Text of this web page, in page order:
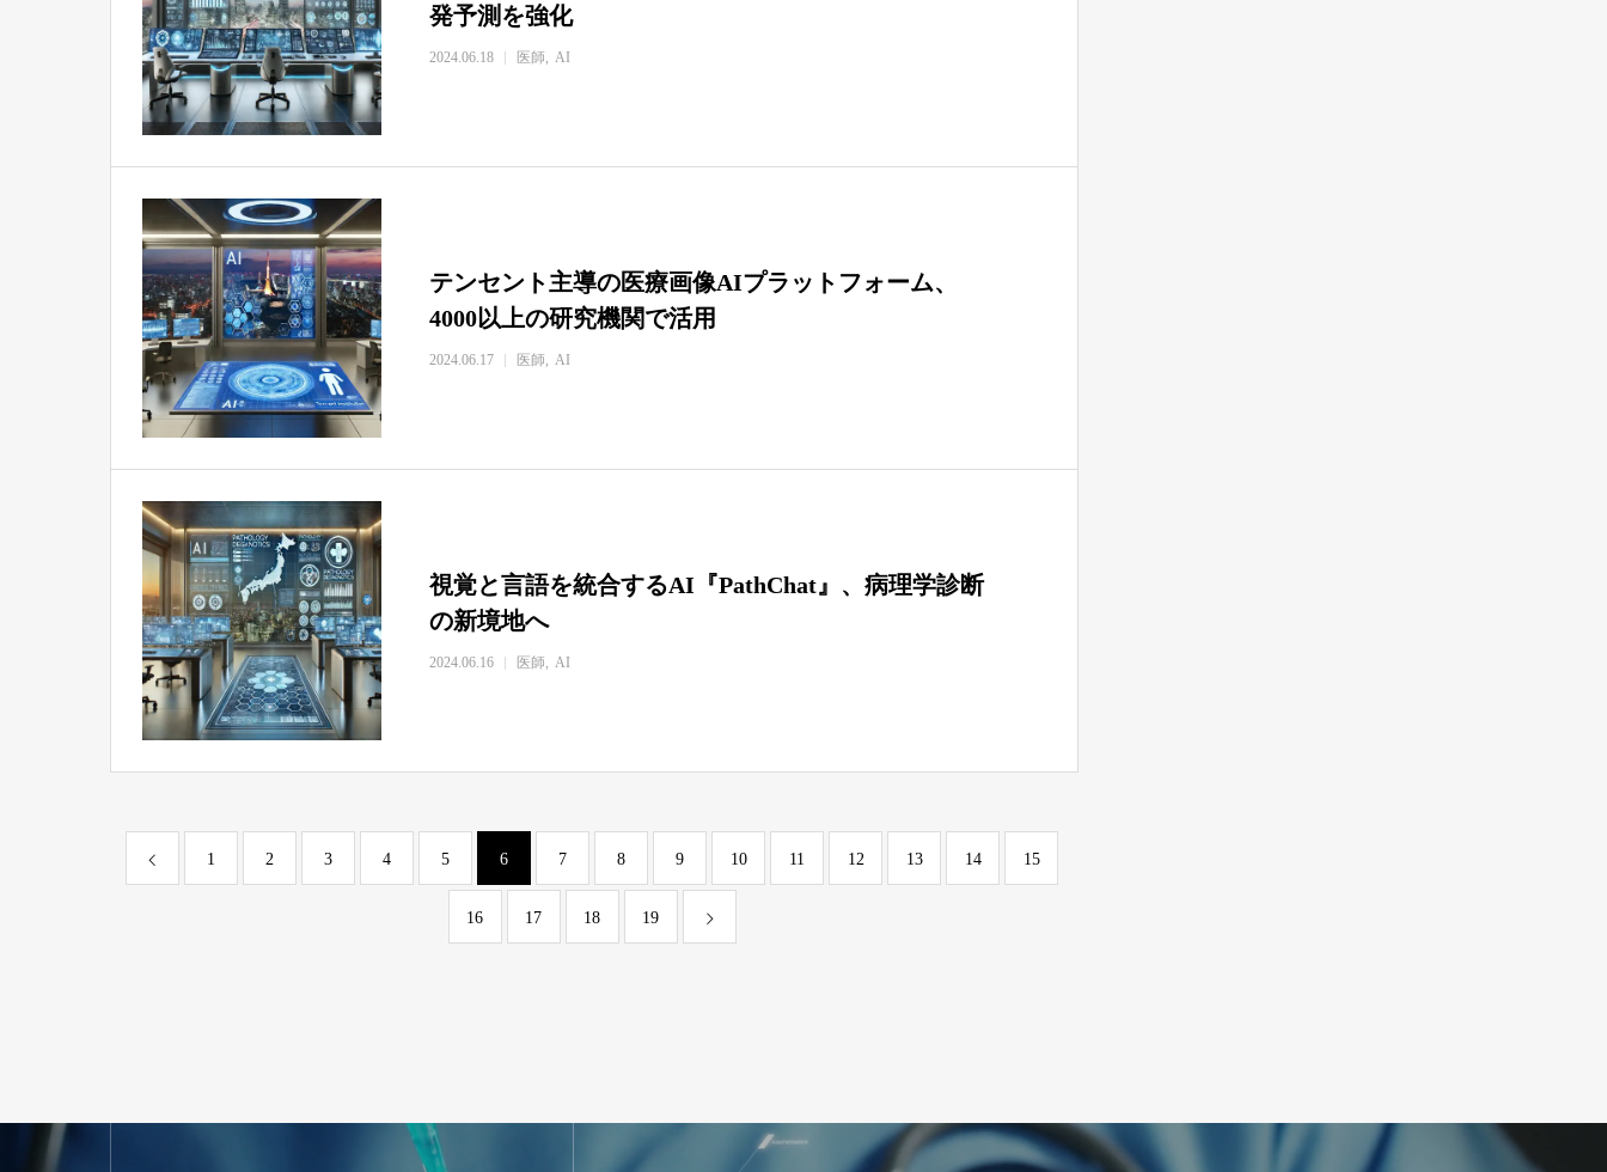
発予測を強化
2024.06.18 医師 AI
テンセント主導の医療画像AIプラットフォーム、
4000以上の研究機関で活用
2024.06.17 医師 AI
視覚と言語を統合するAI『PathChat』、病理学診断
の新境地へ
2024.06.16 医師 AI
1 2 3 4 5 6 7 8 9 10 11 12 13 14 15
16 17 18 19